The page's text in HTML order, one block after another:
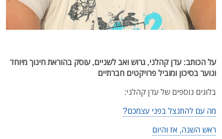
על הכותב: עדן קהלני, גרוש ואב לשניים, עוסק בהוראת חינוך מיוחד
ונוער בסיכון ומוביל פרויקטים חברתיים
בלוגים נוספים של עדן קהלני:
מה עם להתנצל בפני עצמכם?
ראש השנה, אז והיום